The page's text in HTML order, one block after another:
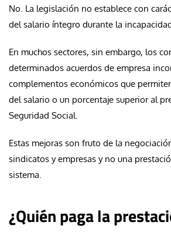
No. La legislación no establece con
del salario íntegro durante la
En muchos sectores, sin embargo, los
determinados acuerdos de empresa
complementos económicos que
del salario o un porcentaje superior al
Seguridad Social.
Estas mejoras son fruto de la
sindicatos y empresas y no una
sistema.
¿Quién paga la